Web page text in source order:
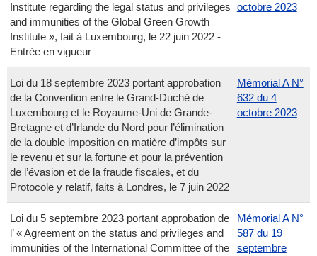
Institute regarding the legal status and privileges
and immunities of the Global Green Growth
Institute », fait à Luxembourg, le 22 juin 2022 -
Entrée en vigueur
octobre 2023
Loi du 18 septembre 2023 portant approbation
de la Convention entre le Grand-Duché de
Luxembourg et le Royaume-Uni de Grande-
Bretagne et d’Irlande du Nord pour l’élimination
de la double imposition en matière d’impôts sur
le revenu et sur la fortune et pour la prévention
de l’évasion et de la fraude fiscales, et du
Protocole y relatif, faits à Londres, le 7 juin 2022
Mémorial A N°
632 du 4
octobre 2023
Loi du 5 septembre 2023 portant approbation de
l’ « Agreement on the status and privileges and
immunities of the International Committee of the
Mémorial A N°
587 du 19
septembre